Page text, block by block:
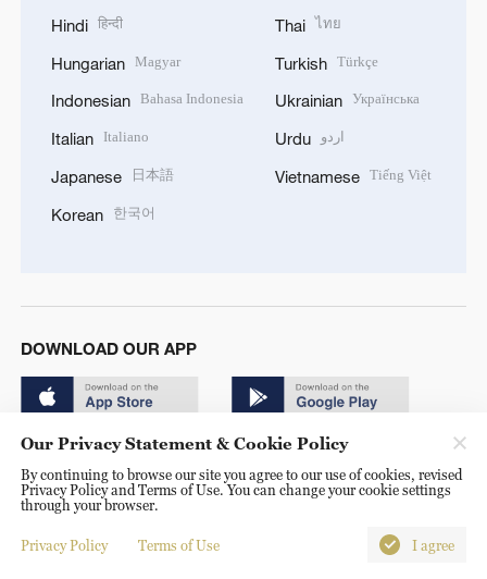
Hindi हिन्दी
Hungarian Magyar
Indonesian Bahasa Indonesia
Italian Italiano
Japanese 日本語
Korean 한국어
Thai ไทย
Turkish Türkçe
Ukrainian Українська
Urdu اردو
Vietnamese Tiếng Việt
DOWNLOAD OUR APP
© China Radio International.CRI. All Rights Reserved. 16A
Shijingshan Road, Beijing, China. 100040
Our Privacy Statement & Cookie Policy
By continuing to browse our site you agree to our use of cookies, revised
Privacy Policy and Terms of Use. You can change your cookie settings
through your browser.
Privacy Policy Terms of Use I agree